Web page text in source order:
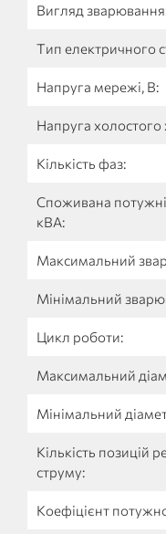
Вигляд
Тип електричного
Напруга мережі, В:
Напруга холостого
Кількість фаз:
Споживана
кВА:
Максимальний
Мінімальний
Цикл роботи:
Максимальний
Мінімальний
Кількість позицій
струму:
Коефіцієнт